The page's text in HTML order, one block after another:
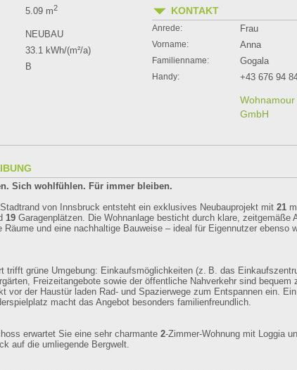
5.09 m2
NEUBAU
33.1 kWh/(m²/a)
B
KONTAKT
Anrede: Frau
Vorname: Anna
Familienname: Gogala
Handy: +43 676 94
GmbH
Sich wohlfühlen. Für immer bleiben.
von Innsbruck entsteht ein exklusives Neubauprojekt mit 21
19 Garagenplätzen. Die Wohnanlage besticht durch klare, zeitgemäße
Räume und eine nachhaltige Bauweise – ideal für Eigennutzer ebenso
trifft grüne Umgebung: Einkaufsmöglichkeiten (z. B. das
Freizeitangebote sowie der öffentliche Nahverkehr sind bequem
vor der Haustür laden Rad- und Spazierwege zum Entspannen ein.
macht das Angebot besonders familienfreundlich.
erwartet Sie eine sehr charmante 2-Zimmer-Wohnung mit Loggia
auf die umliegende Bergwelt.